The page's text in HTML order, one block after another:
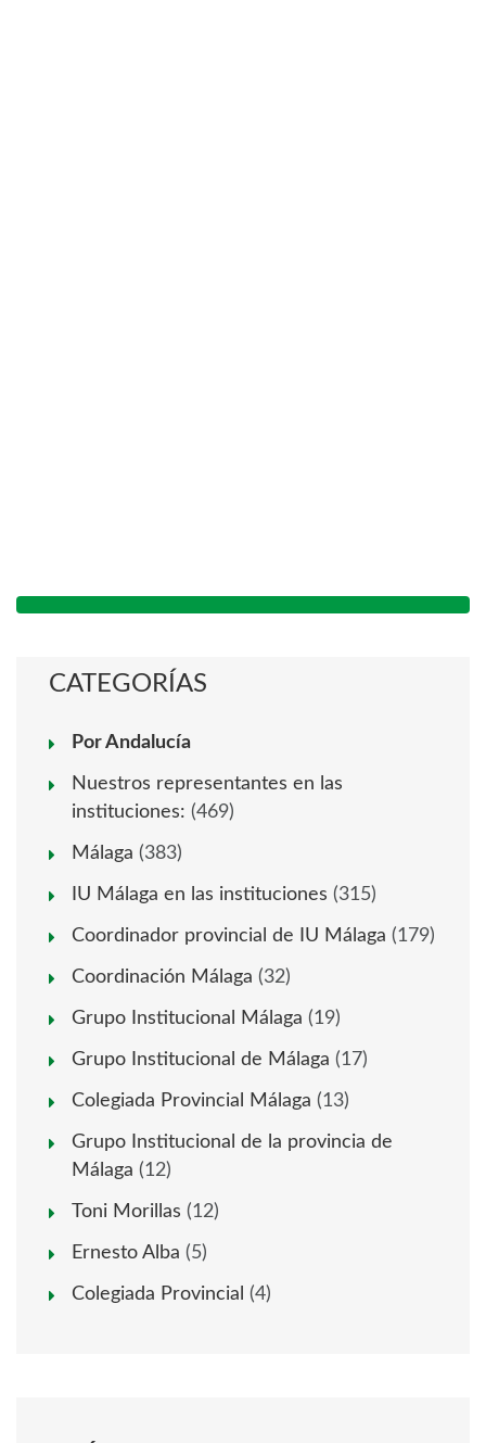
CATEGORÍAS
Por Andalucía
Nuestros representantes en las
instituciones: (469)
Málaga (383)
IU Málaga en las instituciones (315)
Coordinador provincial de IU Málaga (179)
Coordinación Málaga (32)
Grupo Institucional Málaga (19)
Grupo Institucional de Málaga (17)
Colegiada Provincial Málaga (13)
Grupo Institucional de la provincia de
Málaga (12)
Toni Morillas (12)
Ernesto Alba (5)
Colegiada Provincial (4)